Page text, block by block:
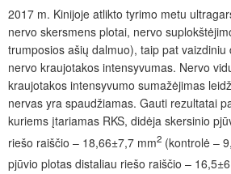
2017 m. Kinijoje atlikto tyrimo metu
nervo skersmens plotai, nervo
trumposios ašių dalmuo), taip pat
nervo kraujotakos intensyvumas. Nervo
kraujotakos intensyvumo sumažėjimas
nervas yra spaudžiamas. Gauti rezultatai
kuriems įtariamas RKS, didėja skersinio
riešo raiščio – 18,66±7,7 mm2 (kontrolė –
pjūvio plotas distaliau riešo raiščio –